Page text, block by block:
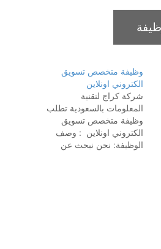
وظيفة متخصص تسويق
الكتروني اونلاين
شركة كراج لتقنية
المعلومات بالسعودية تطلب
وظيفة متخصص تسويق
الكتروني اونلاين : وصف
الوظيفة: نحن نبحث عن